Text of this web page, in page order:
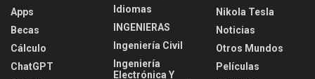
Apps
Becas
Cálculo
ChatGPT
Idiomas
INGENIERAS
Ingeniería Civil
Ingeniería
Electrónica Y
Nikola Tesla
Noticias
Otros Mundos
Películas